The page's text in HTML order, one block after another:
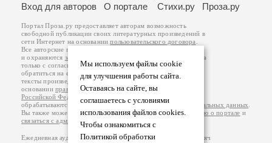
Мы используем файлы cookie
для улучшения работы сайта.
Оставаясь на сайте, вы
соглашаетесь с условиями
использования файлов cookies.
Чтобы ознакомиться с
Политикой обработки
Вход для авторов
О портале Стихи.ру Проза.ру
Портал Проза.ру предоставляет авторам возможность
свободной публикации своих литературных произведений в
сети Интернет на основаниипользовательского договора
Все авторские права на произведения принадлежат авторам
и охраняются законом
. Перепечатка произведений возможна
только с согласия его автора, к которому вы можете
обратиться на его авторской странице. Ответственность за
тексты произведений авторы несут самостоятельно на
основанииправил публикацииизаконодательства
Российской Федерации
обрабатываются на основанииПолитики обработки персональных данных
Вы также можете посмотреть более подробнуюинформацию о портале и
связаться с администрацией
Ежедневная аудитория портала Проза.ру – порядка 100 тысяч